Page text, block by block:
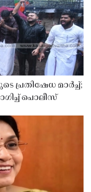
പ്രതിഷേധ മാർച്ച്;
പൊലീസ്